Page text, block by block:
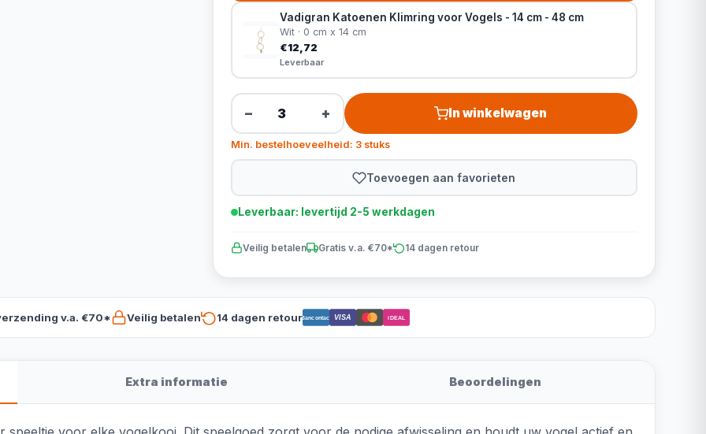
Vadigran Katoenen Klimring voor Vogels - 14 cm - 48 cm
Wit · 0 cm x 14 cm
€12,72
Leverbaar
− + In winkelwagen
Min. bestelhoeveelheid: 3 stuks
Toevoegen aan favorieten
Leverbaar: levertijd 2-5 werkdagen
Veilig betalen Gratis v.a. €70* 14 dagen retour
v.a. €70* Veilig betalen 14 dagen retourBancontact VISA iDEAL
Extra informatie Beoordelingen